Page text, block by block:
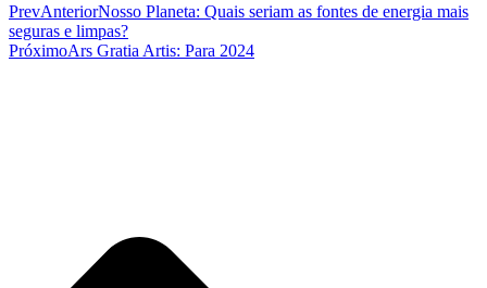
PrevAnteriorNosso Planeta: Quais seriam as fontes de energia mais
seguras e limpas?
PróximoArs Gratia Artis: Para 2024